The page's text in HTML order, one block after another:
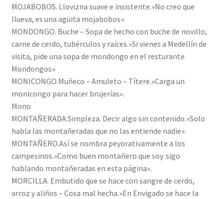
MOJABOBOS. Llovizna suave e insistente.»No creo que
llueva, es una agüita mojabobos».
MONDONGO. Buche – Sopa de hecho con buche de novillo,
carne de cerdo, tubérculos y raíces.»Si vienes a Medellín de
visita, pide una sopa de mondongo en el resturante
Mondongos»
MONICONGO.Muñeco – Amuleto – Títere.»Carga un
monicongo para hacer brujerías».
Mono
MONTAÑERADA.Simpleza. Decir algo sin contenido.»Solo
habla las montañeradas que no las entiende nadie».
MONTAÑERO.Así se nombra peyorativamente a los
campesinos.»Como buen montañero que soy. sigo
hablando montañeradas en esta página».
MORCILLA. Embutido que se hace con sangre de cerdo,
arroz y aliños – Cosa mal hecha.»En Envigado se hace la